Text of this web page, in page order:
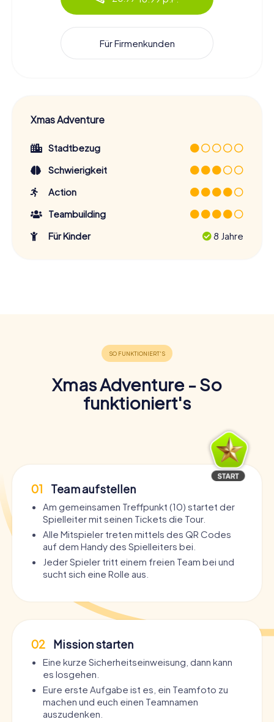
Für Firmenkunden
Xmas Adventure
Stadtbezug
Schwierigkeit
Action
Teambuilding
Für Kinder
8 Jahre
Xmas Adventure - So
funktioniert's
01 Team aufstellen
Am gemeinsamen Treffpunkt (10) startet der
Spielleiter mit seinen Tickets die Tour.
Alle Mitspieler treten mittels des QR Codes
auf dem Handy des Spielleiters bei.
Jeder Spieler tritt einem freien Team bei und
sucht sich eine Rolle aus.
02 Mission starten
Eine kurze Sicherheitseinweisung, dann kann
es losgehen.
Eure erste Aufgabe ist es, ein Teamfoto zu
machen und euch einen Teamnamen
auszudenken.